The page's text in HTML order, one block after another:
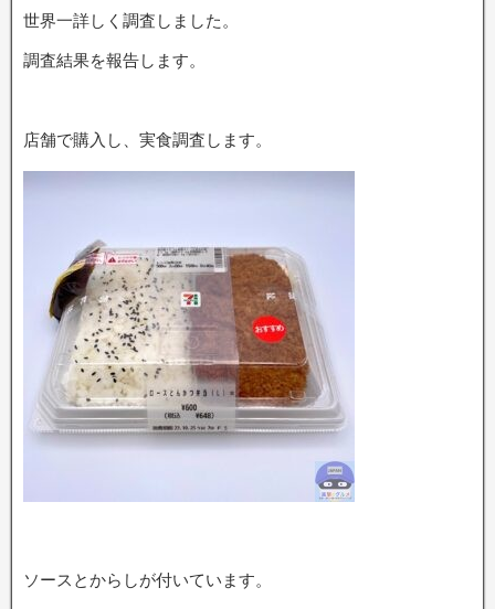
世界一詳しく調査しました。
調査結果を報告します。
店舗で購入し、実食調査します。
ソースとからしが付いています。